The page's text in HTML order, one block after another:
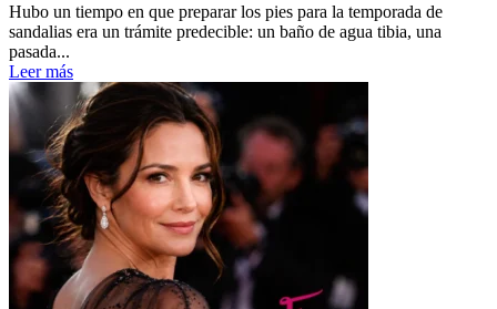
Hubo un tiempo en que preparar los pies para la temporada de
sandalias era un trámite predecible: un baño de agua tibia, una
pasada...
Leer más